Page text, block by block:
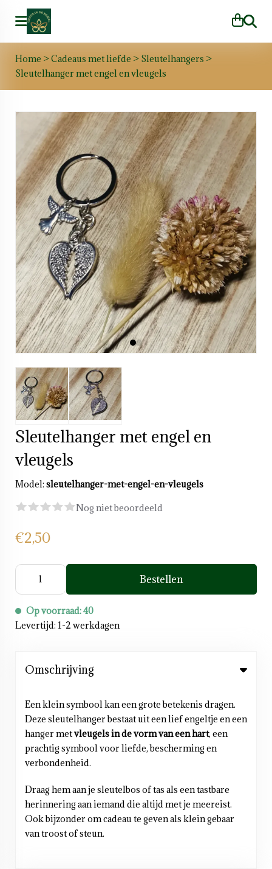
Home >Cadeaus met liefde > Sleutelhangers >
Sleutelhanger met engel en vleugels
Sleutelhanger met engel en
vleugels
Model: sleutelhanger-met-engel-en-vleugels
Nog niet beoordeeld
€2,50
Bestellen
Op voorraad: 40
Levertijd: 1-2 werkdagen
Omschrijving
Een klein symbool kan een grote betekenis dragen.
Deze sleutelhanger bestaat uit een lief engeltje en een
hanger metvleugels in de vorm van een hart, een
prachtig symbool voor liefde, bescherming en
verbondenheid.
Draag hem aan je sleutelbos of tas als een tastbare
herinnering aan iemand die altijd met je meereist.
Ook bijzonder om cadeau te geven als klein gebaar
van troost of steun.